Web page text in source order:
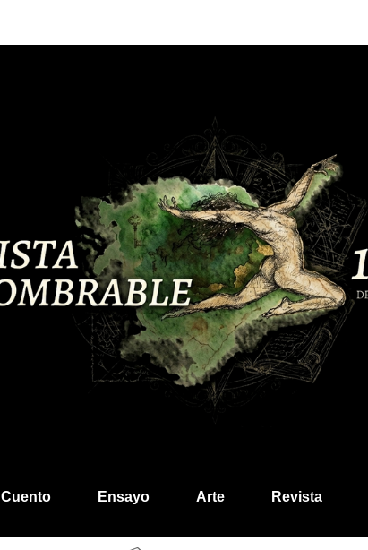
Cuento Ensayo Arte Revista